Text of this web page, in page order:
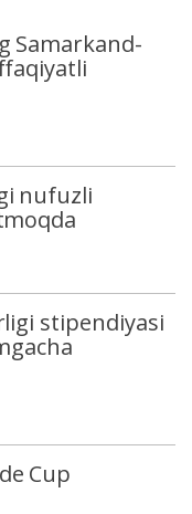
Samarkand-
nufuzli
stipendiyasi
Cup